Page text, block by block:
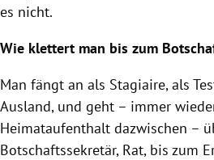
es nicht.
Wie klettert man bis zum
Man fängt an als Stagiaire, als
Ausland, und geht – immer
Heimataufenthalt dazwischen –
Botschaftssekretär, Rat, bis zum